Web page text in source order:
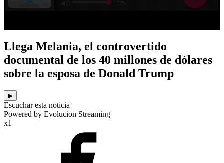
Llega Melania, el controvertido
documental de los 40 millones de dólares
sobre la esposa de Donald Trump
▶
Escuchar esta noticia
Powered by Evolucion Streaming
x1